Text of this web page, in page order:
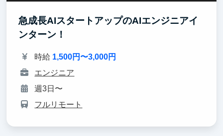
急成長AIスタートアップのAIエンジニアイ
ンターン！
時給 1,500円〜3,000円
エンジニア
週3日〜
フルリモート